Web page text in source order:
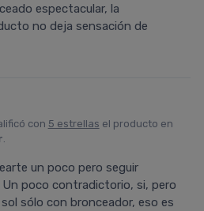
espectacular, la
no deja sensación de
con 5 estrellas el producto en
.
un poco pero seguir
poco contradictorio, si, pero
sólo con bronceador, eso es